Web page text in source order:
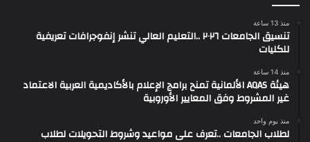
منذ 13 ساعة
تنسيق الجامعات ٢٠٢٦ ..التعليم العالي تنشر إنفوجرافات تعريفية
للكليات
منذ 14 ساعة
هيئة AQAS الألمانية تمنح برامج الإعلام بالأكاديمية العربية الاعتماد
غير المشروط وفق المعايير الأوروبية
منذ يوم واحد
لطلاب الجامعات ..تعرف على مواعيد وشروط التحويلات لطلاب